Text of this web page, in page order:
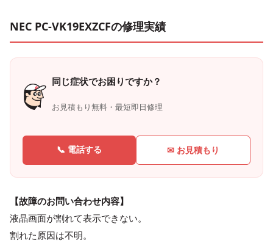
NEC PC-VK19EXZCFの修理実績
同じ症状でお困りですか？
お見積もり無料・最短即日修理
📞 電話する ✉ お見積もり
【故障のお問い合わせ内容】
液晶画面が割れて表示できない。
割れた原因は不明。